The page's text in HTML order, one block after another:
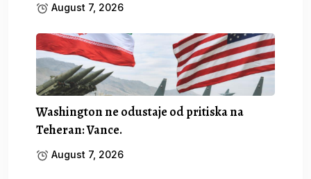
August 7, 2026
Washington ne odustaje od pritiska na
Teheran: Vance.
August 7, 2026